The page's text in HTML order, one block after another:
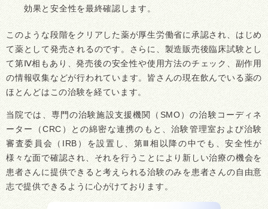
効果と安全性を最終確認します。
このような段階をクリアした薬が厚生労働省に承認され、はじめ
て薬として発売されるのです。さらに、製造販売後臨床試験とし
て第Ⅳ相もあり、発売後の安全性や使用方法のチェック、副作用
の情報収集などが行われています。皆さんの現在飲んでいる薬の
ほとんどはこの治験を経ています。
当院では、専門の治験施設支援機関（SMO）の治験コーディネ
ーター（CRC）との綿密な連携のもと、治験管理室および治験
審査委員会（IRB）を設置し、第Ⅲ相以降の中でも、安全性が
様々な面で確認され、それを行うことにより新しい治療の機会を
患者さんに提供できると考えられる治験のみを患者さんの自由意
志で提供できるように心がけております。